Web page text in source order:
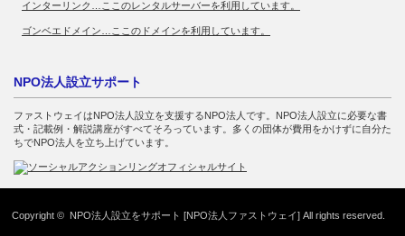
インターリンク…ここのレンタルサーバーを利用しています。
ゴンベエドメイン…ここのドメインを利用しています。
NPO法人設立サポート
ファストウェイはNPO法人設立を支援するNPO法人です。NPO法人設立に必要な書
式・記載例・解説講座がすべてそろっています。多くの団体が費用をかけずに自分た
ちでNPO法人を立ち上げています。
Copyright © NPO法人設立をサポート [NPO法人ファストウェイ] All rights reserved.